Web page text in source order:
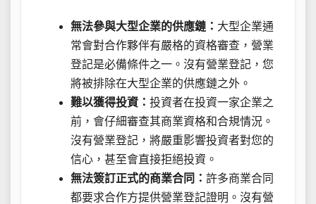
無法參與大型企業的供應鏈： 大型企業通
常會對合作夥伴有嚴格的資格審查，營業
登記是必備條件之一。沒有營業登記，您
將被排除在大型企業的供應鏈之外。
難以獲得投資： 投資者在投資一家企業之
前，會仔細審查其商業資格和合規情況。
沒有營業登記，將嚴重影響投資者對您的
信心，甚至會直接拒絕投資。
無法簽訂正式的商業合同： 許多商業合同
都要求合作方提供營業登記證明。沒有營